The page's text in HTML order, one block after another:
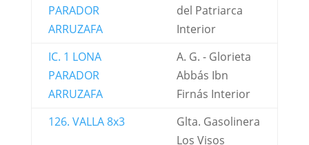
PARADOR
ARRUZAFA
del Patriarca
Interior
IC. 1 LONA
PARADOR
ARRUZAFA
A. G. - Glorieta
Abbás Ibn
Firnás Interior
126. VALLA 8x3
Glta. Gasolinera
Los Visos